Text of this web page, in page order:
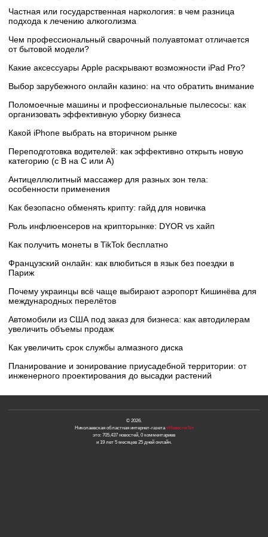
Частная или государственная наркология: в чем разница
подхода к лечению алкоголизма
Чем профессиональный сварочный полуавтомат отличается
от бытовой модели?
Какие аксессуары Apple раскрывают возможности iPad Pro?
Выбор зарубежного онлайн казино: на что обратить внимание
Поломоечные машины и профессиональные пылесосы: как
организовать эффективную уборку бизнеса
Какой iPhone выбрать на вторичном рынке
Переподготовка водителей: как эффективно открыть новую
категорию (с B на C или А)
Антицеллюлитный массажер для разных зон тела:
особенности применения
Как безопасно обменять крипту: гайд для новичка
Роль инфлюенсеров на крипторынке: DYOR vs хайп
Как получить монеты в TikTok бесплатно
Французский онлайн: как влюбиться в язык без поездки в
Париж
Почему украинцы всё чаще выбирают аэропорт Кишинёва для
международных перелётов
Автомобили из США под заказ для бизнеса: как автодилерам
увеличить объемы продаж
Как увеличить срок службы алмазного диска
Планирование и зонирование приусадебной территории: от
инженерного проектирования до высадки растений
© 2026.
Николаевская областная интернет-газета «Новости N»
это: 705,437 новостей, 0 комментариев
и 19 лет 5 месяцев 25 дней онлайн.